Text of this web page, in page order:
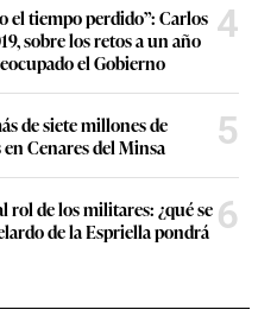
el tiempo perdido”: Carlos
sobre los retos a un año
el Gobierno
4
de siete millones de
Cenares del Minsa
5
rol de los militares: ¿qué se
de la Espriella pondrá 6